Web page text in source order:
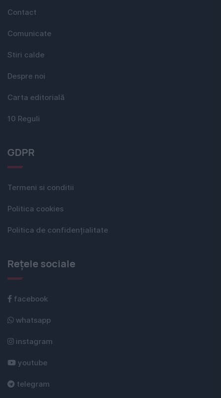
Contact
Comunicate
Stiri calde
Despre noi
Carta editorială
10 Reguli
GDPR
Termeni si conditii
Politica cookies
Politica de confidențialitate
Rețele sociale
facebook
whatsapp
instagram
youtube
telegram